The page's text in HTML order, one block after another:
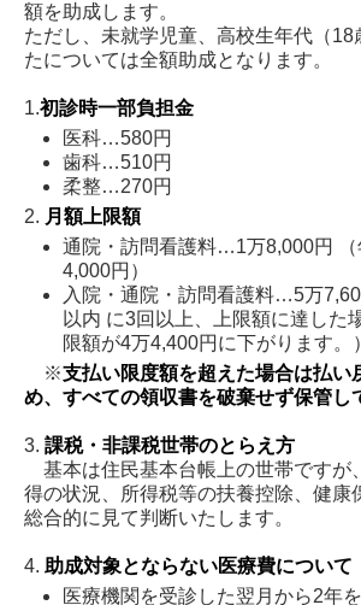
額を助成します。
ただし、未就学児童、高校生年代（
たについては全額助成となります。
1.初診時一部負担金
医科…580円
歯科…510円
柔整…270円
2. 月額上限額
通院・訪問看護料…1万8,000円
4,000円）
入院・通院・訪問看護料…5万
以内 に3回以上、上限額に達した
限額が4万4,400円に下がります。）
※支払い限度額を超えた場合は払い
め、すべての領収書を破棄せず保管し
3. 課税・非課税世帯のとらえ方
基本は住民基本台帳上の世帯ですが
得の状況、所得税等の扶養控除、健康
総合的に見て判断いたします。
4. 助成対象とならない医療費について
医療機関を受診した翌月から2年